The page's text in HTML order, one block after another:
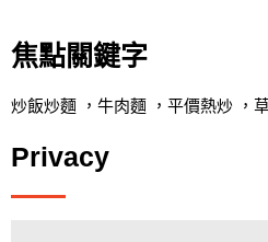
焦點關鍵字
炒飯炒麵 ，牛肉麵 ，平價熱炒 ，
Privacy